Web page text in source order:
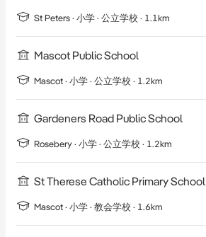
St Peters · 小学 · 公立学校 · 1.1km
Mascot Public School
Mascot · 小学 · 公立学校 · 1.2km
Gardeners Road Public School
Rosebery · 小学 · 公立学校 · 1.2km
St Therese Catholic Primary School
Mascot · 小学 · 教会学校 · 1.6km